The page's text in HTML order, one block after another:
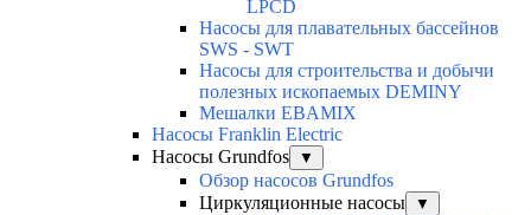
LPCD
Насосы для плавательных бассейнов
SWS - SWT
Насосы для строительства и добычи
полезных ископаемых DEMINY
Мешалки EBAMIX
Насосы Franklin Electric
Насосы Grundfos
▼
Обзор насосов Grundfos
Циркуляционные насосы
▼